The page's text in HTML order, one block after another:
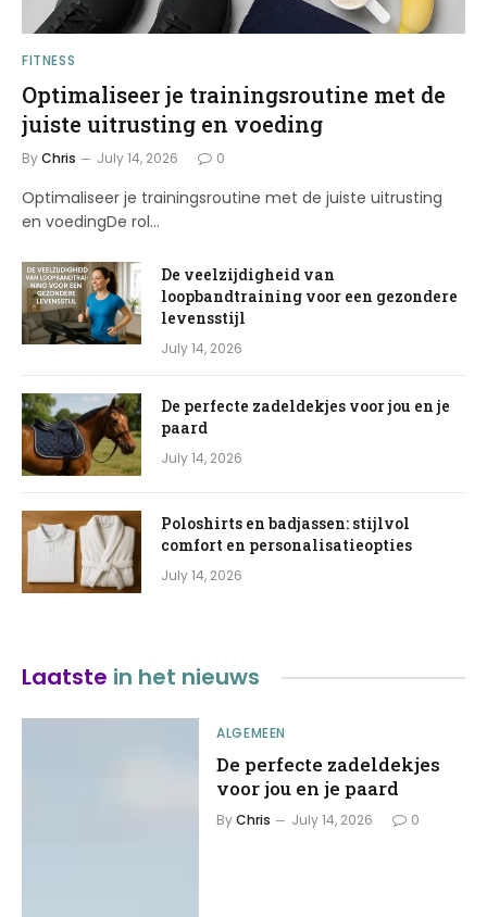
FITNESS
Optimaliseer je trainingsroutine met de
juiste uitrusting en voeding
ByChris July 14, 2026 0
Optimaliseer je trainingsroutine met de juiste uitrusting
en voedingDe rol…
De veelzijdigheid van
loopbandtraining voor een gezondere
levensstijl
July 14, 2026
De perfecte zadeldekjes voor jou en je
paard
July 14, 2026
Poloshirts en badjassen: stijlvol
comfort en personalisatieopties
July 14, 2026
Laatste in het nieuws
ALGEMEEN
De perfecte zadeldekjes
voor jou en je paard
ByChris July 14, 2026 0